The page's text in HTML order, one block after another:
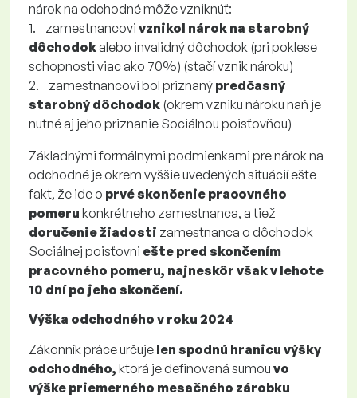
nárok na odchodné môže vzniknúť:
1. zamestnancovi vznikol nárok na starobný
dôchodokalebo invalidný dôchodok (pri poklese
schopnosti viac ako 70%) (stačí vznik nároku)
2. zamestnancovi bol priznaný predčasný
starobný dôchodok (okrem vzniku nároku naň je
nutné aj jeho priznanie Sociálnou poisťovňou)
Základnými formálnymi podmienkami pre nárok na
odchodné je okrem vyššie uvedených situácií ešte
fakt, že ide o prvé skončenie pracovného
pomeru konkrétneho zamestnanca, a tiež
doručenie žiadosti zamestnanca o dôchodok
Sociálnej poisťovni ešte pred skončením
pracovného pomeru, najneskôr však v lehote
10 dní po jeho skončení.
Výška odchodného v roku 2024
Zákonník práce určuje len spodnú hranicu výšky
odchodného, ktorá je definovaná sumou vo
výške priemerného mesačného zárobku